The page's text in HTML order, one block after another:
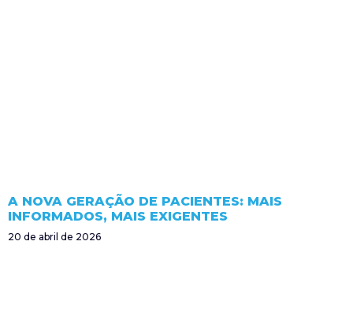
A NOVA GERAÇÃO DE PACIENTES: MAIS
INFORMADOS, MAIS EXIGENTES
20 de abril de 2026